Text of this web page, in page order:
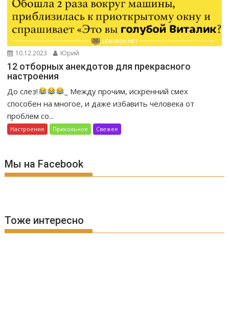
10.12.2023 Юрий
12 отборных анекдотов для прекрасного
настроения
До слез!
_ Между прочим, искренний смех
способен на многое, и даже избавить человека от
проблем со...
Настроение Прикольное Свежее
Мы на Facebook
Тоже интересно